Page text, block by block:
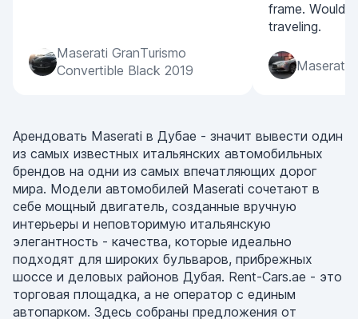
Maserati GranTurismo
Convertible Black 2019
frame. Would
traveling.
Maserati
Арендовать Maserati в Дубае - значит вывести один
из самых известных итальянских автомобильных
брендов на одни из самых впечатляющих дорог
мира. Модели автомобилей Maserati сочетают в
себе мощный двигатель, созданные вручную
интерьеры и неповторимую итальянскую
элегантность - качества, которые идеально
подходят для широких бульваров, прибрежных
шоссе и деловых районов Дубая. Rent-Cars.ae - это
торговая площадка, а не оператор с единым
автопарком. Здесь собраны предложения от